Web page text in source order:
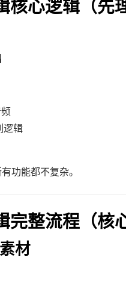
心逻辑（先
逻辑
功能都不复杂。
整流程（核
材